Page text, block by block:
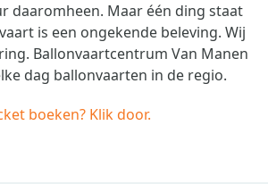
daaromheen. Maar één ding staat
is een ongekende beleving. Wij
Ballonvaartcentrum Van Manen
dag ballonvaarten in de regio.
boeken? Klik door.